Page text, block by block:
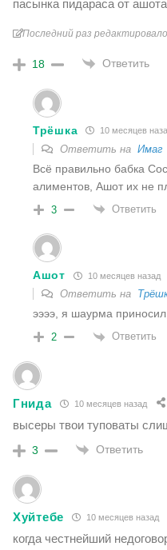
пасынка пидараса от ашота
Последний раз
18 Ответить
Трёшка 10 месяцев
Ответить на Имаг
Всё правильно бабка
алиментов, Ашот их не
3 Ответить
Ашот 10 месяцев назад
Ответить на
ээээ, я шаурма
2 Ответить
Гнида 10 месяцев назад
высеры твои туповаты
3 Ответить
Хуйтебе 10 месяцев назад
когда честнейший